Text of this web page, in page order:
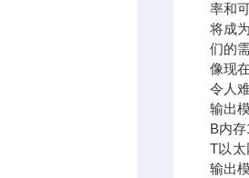
率和
将成
们的
像现
令人
输出
B内
T以太
输出